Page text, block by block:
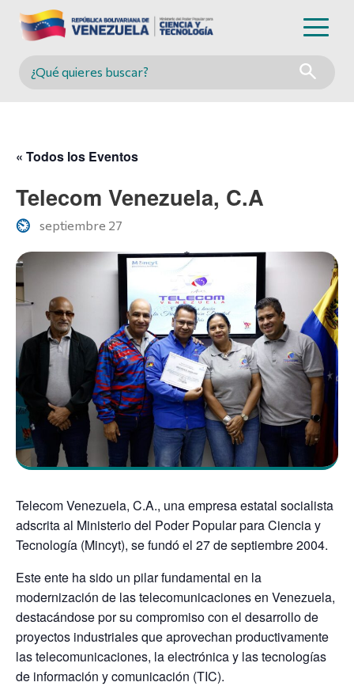
Buscar en MINCYT
« Todos los Eventos
Telecom Venezuela, C.A
septiembre 27
Telecom Venezuela, C.A., una empresa estatal socialista
adscrita al Ministerio del Poder Popular para Ciencia y
Tecnología (Mincyt), se fundó el 27 de septiembre 2004.
Este ente ha sido un pilar fundamental en la
modernización de las telecomunicaciones en Venezuela,
destacándose por su compromiso con el desarrollo de
proyectos industriales que aprovechan productivamente
las telecomunicaciones, la electrónica y las tecnologías
de información y comunicación (TIC).